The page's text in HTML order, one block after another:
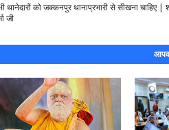
थानेदारों को जक्कनपुर थानाप्रभारी से सीखना चाहिए |
जी